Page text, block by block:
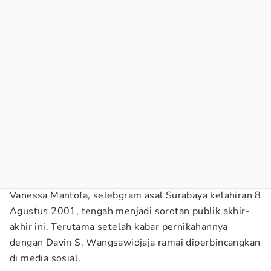
Vanessa Mantofa, selebgram asal Surabaya kelahiran 8
Agustus 2001, tengah menjadi sorotan publik akhir-
akhir ini. Terutama setelah kabar pernikahannya
dengan Davin S. Wangsawidjaja ramai diperbincangkan
di media sosial.